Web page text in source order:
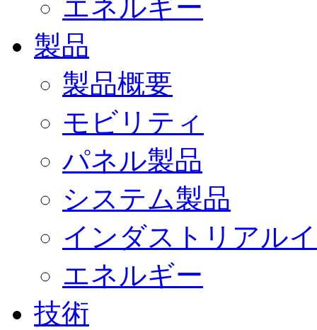
エネルギー
製品
製品概要
モビリティ
パネル製品
システム製品
インダストリアル
エネルギー
技術